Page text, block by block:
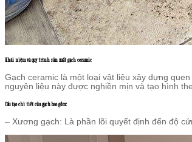
Khái niệm và quy trình sản xuất gạch ceramic
Gạch ceramic là một loại vật liệu xây dựng
nguyên liệu này được nghiền mịn và tạo hình
Cấu tạo chi tiết của gạch bao gồm:
– Xương gạch: Là phần lõi quyết định đến độ